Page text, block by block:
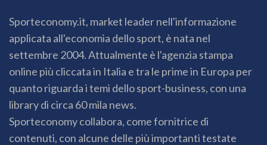
Sporteconomy.it, market leader nell'informazione
applicata all'economia dello sport, è nata nel
settembre 2004. Attualmente è l'agenzia stampa
online più cliccata in Italia e tra le prime in Europa per
quanto riguarda i temi dello sport-business, con una
library di circa 60 mila news.
Sporteconomy collabora, come fornitrice di
contenuti, con alcune delle più importanti testate